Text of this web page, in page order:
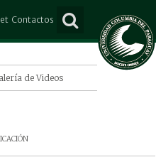
Contactos
Suscripción
de Videos